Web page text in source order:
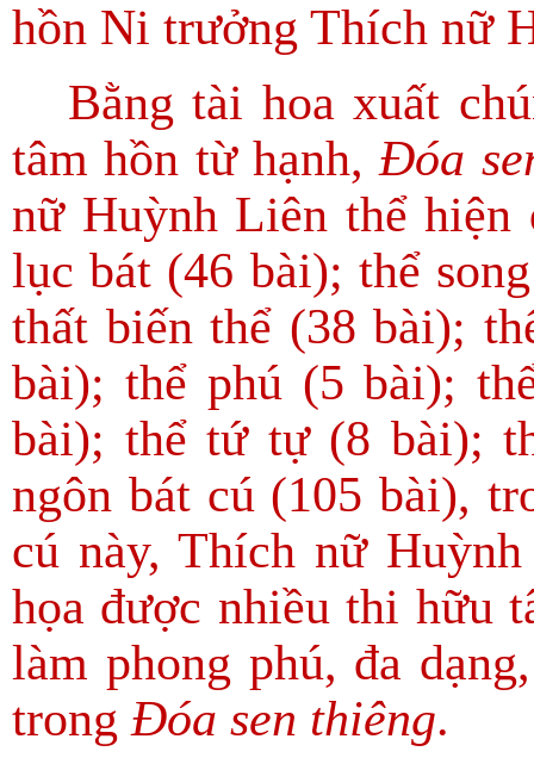
hồn Ni trưởng Thích nữ
Bằng tài hoa xuất
tâm hồn từ hạnh,Đóa
nữ Huỳnh Liên thể hiện
lục bát (46 bài); thể
thất biến thể (38 bài);
bài); thể phú (5 bài);
bài); thể tứ tự (8 bài);
ngôn bát cú (105 bài),
cú này, Thích nữ
họa được nhiều thi hữu
làm phong phú, đa
trong Đóa sen thiêng.